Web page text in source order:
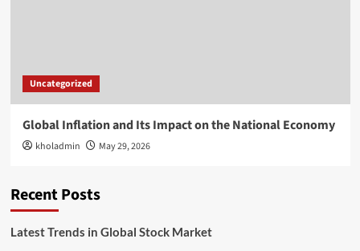
Uncategorized
Global Inflation and Its Impact on the National Economy
kholadmin May 29, 2026
Recent Posts
Latest Trends in Global Stock Market